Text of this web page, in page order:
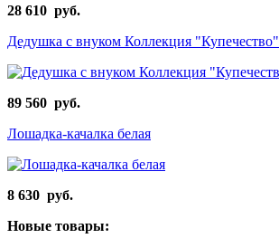
28 610 руб.
Дедушка с внуком Коллекция "Купечество"
89 560 руб.
Лошадка-качалка белая
8 630 руб.
Новые товары: